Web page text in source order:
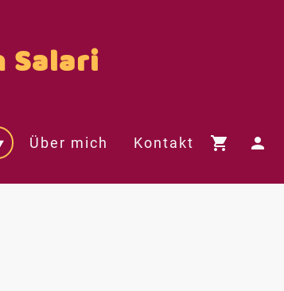
Salari
Über mich Kontakt